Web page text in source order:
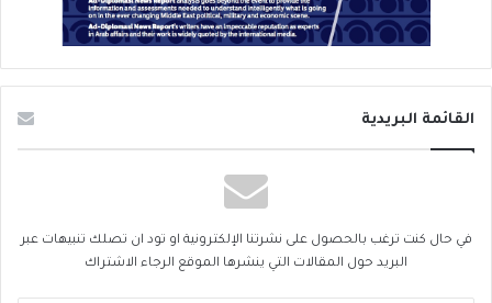
القائمة البريدية
في حال كنت ترغب بالحصول على نشرتنا الإلكترونية او تود ان تصلك تنبيهات عبر
البريد حول المقالات التي ينشرها الموقع الرجاء الاشتراك